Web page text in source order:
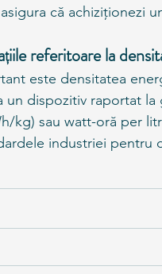
că achiziționezi
referitoare la
este densitatea
dispozitiv raportat
kg) sau watt-oră per
industriei pentru